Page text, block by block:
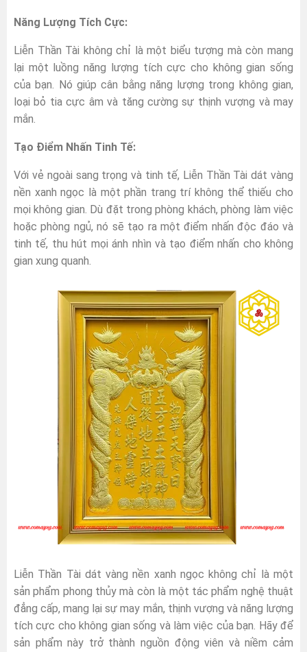
Năng Lượng Tích Cực:
Liễn Thần Tài không chỉ là một biểu tượng mà còn mang
lại một luồng năng lượng tích cực cho không gian sống
của bạn. Nó giúp cân bằng năng lượng trong không gian,
loại bỏ tia cực âm và tăng cường sự thịnh vượng và may
mắn.
Tạo Điểm Nhấn Tinh Tế:
Với vẻ ngoài sang trọng và tinh tế, Liễn Thần Tài dát vàng
nền xanh ngọc là một phần trang trí không thể thiếu cho
mọi không gian. Dù đặt trong phòng khách, phòng làm việc
hoặc phòng ngủ, nó sẽ tạo ra một điểm nhấn độc đáo và
tinh tế, thu hút mọi ánh nhìn và tạo điểm nhấn cho không
gian xung quanh.
Liễn Thần Tài dát vàng nền xanh ngọc không chỉ là một
sản phẩm phong thủy mà còn là một tác phẩm nghệ thuật
đẳng cấp, mang lại sự may mắn, thịnh vượng và năng lượng
tích cực cho không gian sống và làm việc của bạn. Hãy để
sản phẩm này trở thành nguồn động viên và niềm cảm